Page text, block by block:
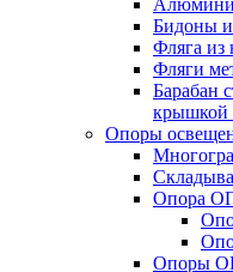
Бидоны
Фляга из
Фляги
Барабан
крышкой
Опоры
Опора
Опоры